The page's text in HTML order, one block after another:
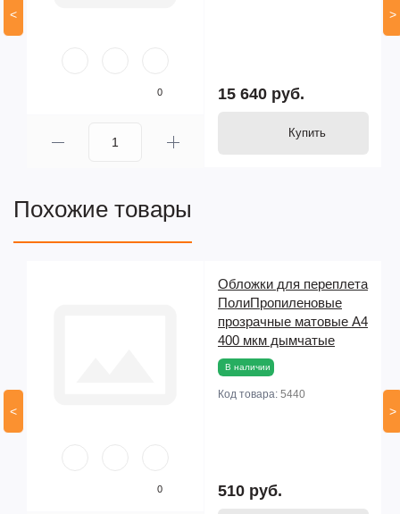
<
0 15 640 руб.
Купить
>
Похожие товары
<
0
Обложки для переплета
ПолиПропиленовые
прозрачные матовые А4
400 мкм дымчатые
В наличии
Код товара: 5440
510 руб.
>